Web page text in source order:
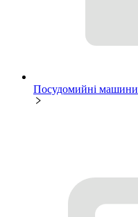
Посудомийні машини